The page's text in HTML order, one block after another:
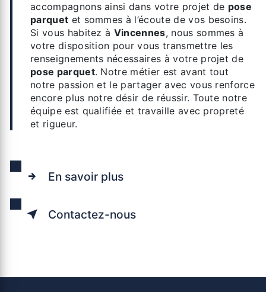
accompagnons ainsi dans votre projet de pose
parquet et sommes à l’écoute de vos besoins.
Si vous habitez à Vincennes, nous sommes à
votre disposition pour vous transmettre les
renseignements nécessaires à votre projet de
pose parquet. Notre métier est avant tout
notre passion et le partager avec vous renforce
encore plus notre désir de réussir. Toute notre
équipe est qualifiée et travaille avec propreté
et rigueur.
En savoir plus
Contactez-nous